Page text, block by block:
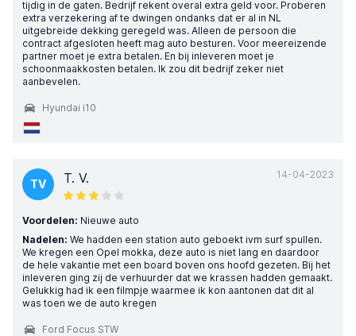
tijdig in de gaten. Bedrijf rekent overal extra geld voor. Proberen
extra verzekering af te dwingen ondanks dat er al in NL
uitgebreide dekking geregeld was. Alleen de persoon die
contract afgesloten heeft mag auto besturen. Voor meereizende
partner moet je extra betalen. En bij inleveren moet je
schoonmaakkosten betalen. Ik zou dit bedrijf zeker niet
aanbevelen.
Hyundai i10
14-04-2023
TV T. V.
Voordelen: Nieuwe auto
Nadelen: We hadden een station auto geboekt ivm surf spullen.
We kregen een Opel mokka, deze auto is niet lang en daardoor
de hele vakantie met een board boven ons hoofd gezeten. Bij het
inleveren ging zij de verhuurder dat we krassen hadden gemaakt.
Gelukkig had ik een filmpje waarmee ik kon aantonen dat dit al
was toen we de auto kregen
Ford Focus STW